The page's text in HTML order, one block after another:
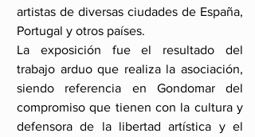
artistas de diversas ciudades de España,
Portugal y otros países.
La exposición fue el resultado del
trabajo arduo que realiza la asociación,
siendo referencia en Gondomar del
compromiso que tienen con la cultura y
defensora de la libertad artística y el